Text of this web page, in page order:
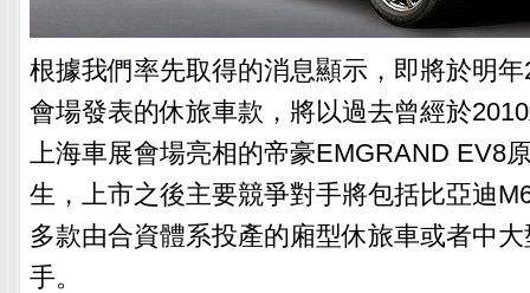
根據我們率先取得的消息顯示，即將於明
會場發表的休旅車款，將以過去曾經於
上海車展會場亮相的帝豪EMGRAND EV8
生，上市之後主要競爭對手將包括比亞迪
多款由合資體系投產的廂型休旅車或者中
手。